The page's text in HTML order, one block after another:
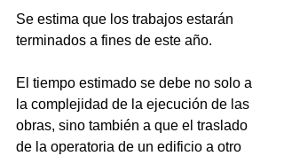
Se estima que los trabajos estarán
terminados a fines de este año.
El tiempo estimado se debe no solo a
la complejidad de la ejecución de las
obras, sino también a que el traslado
de la operatoria de un edificio a otro